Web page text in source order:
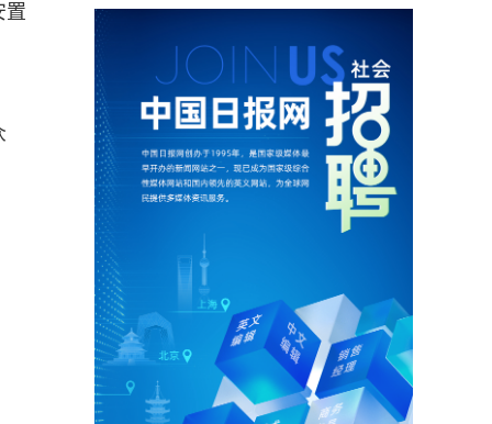
置